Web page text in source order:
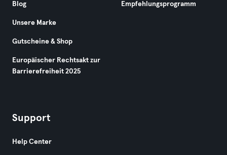
Blog
Unsere Marke
Gutscheine & Shop
Europäischer Rechtsakt zur
Barrierefreiheit 2025
Empfehlungsprogramm
Support
Help Center